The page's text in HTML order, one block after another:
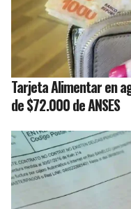
Tarjeta Alimentar en
de $72.000 de ANSES